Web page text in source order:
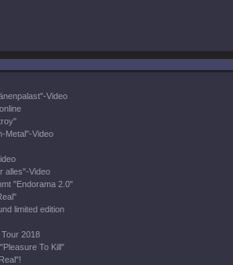
Video
Metal"-Video
alles"-Video
"Endorama 2.0"
limited edition
2018
To Kill"